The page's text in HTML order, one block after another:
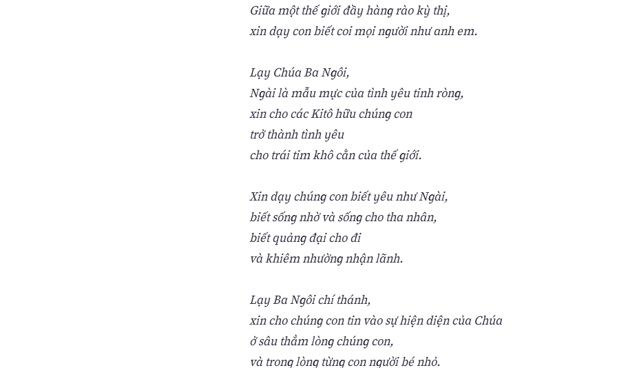
Giữa một thế giới đầy hàng rào kỳ thị,
xin dạy con biết coi mọi người như anh em.
Lạy Chúa Ba Ngôi,
Ngài là mẫu mực của tình yêu tinh ròng,
xin cho các Kitô hữu chúng con
trở thành tình yêu
cho trái tim khô cằn của thế giới.
Xin dạy chúng con biết yêu như Ngài,
biết sống nhờ và sống cho tha nhân,
biết quảng đại cho đi
và khiêm nhường nhận lãnh.
Lạy Ba Ngôi chí thánh,
xin cho chúng con tin vào sự hiện diện của Chúa
ở sâu thẳm lòng chúng con,
và trong lòng từng con người bé nhỏ.